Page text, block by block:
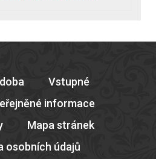
Vstupné
informace
Mapa stránek
osobních údajů